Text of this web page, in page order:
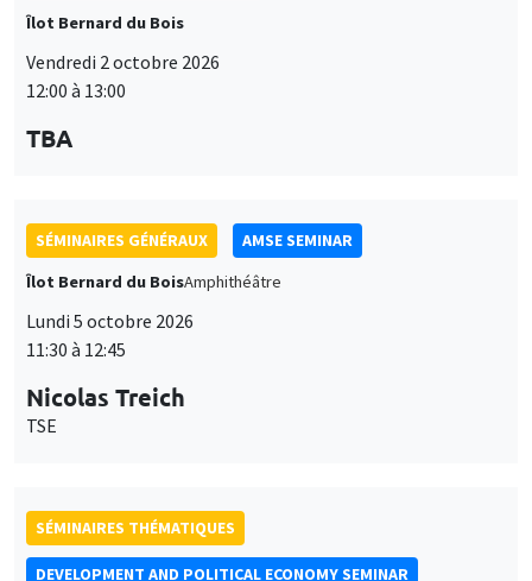
Îlot Bernard du Bois
Vendredi 2 octobre 2026
12:00 à 13:00
TBA
SÉMINAIRES GÉNÉRAUX
AMSE SEMINAR
Îlot Bernard du BoisAmphithéâtre
Lundi 5 octobre 2026
11:30 à 12:45
Nicolas Treich
TSE
SÉMINAIRES THÉMATIQUES
DEVELOPMENT AND POLITICAL ECONOMY SEMINAR